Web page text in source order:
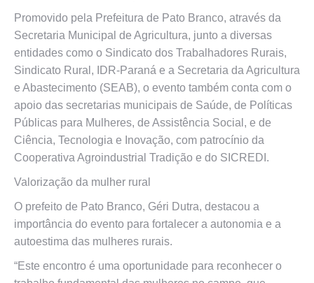
Promovido pela Prefeitura de Pato Branco, através da
Secretaria Municipal de Agricultura, junto a diversas
entidades como o Sindicato dos Trabalhadores Rurais,
Sindicato Rural, IDR-Paraná e a Secretaria da Agricultura
e Abastecimento (SEAB), o evento também conta com o
apoio das secretarias municipais de Saúde, de Políticas
Públicas para Mulheres, de Assistência Social, e de
Ciência, Tecnologia e Inovação, com patrocínio da
Cooperativa Agroindustrial Tradição e do SICREDI.
Valorização da mulher rural
O prefeito de Pato Branco, Géri Dutra, destacou a
importância do evento para fortalecer a autonomia e a
autoestima das mulheres rurais.
“Este encontro é uma oportunidade para reconhecer o